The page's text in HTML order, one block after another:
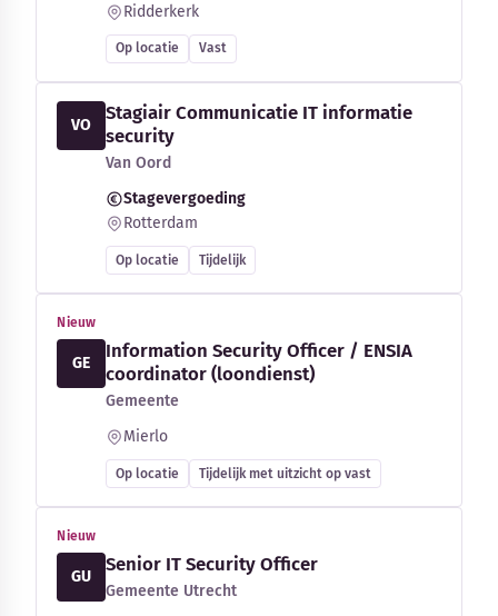
Ridderkerk
Op locatie Vast
VO
Stagiair Communicatie IT informatie
security
Van Oord
Stagevergoeding
Rotterdam
Op locatie Tijdelijk
Nieuw
GE
Information Security Officer / ENSIA
coordinator (loondienst)
Gemeente
Mierlo
Op locatie Tijdelijk met uitzicht op vast
Nieuw
GU
Senior IT Security Officer
Gemeente Utrecht